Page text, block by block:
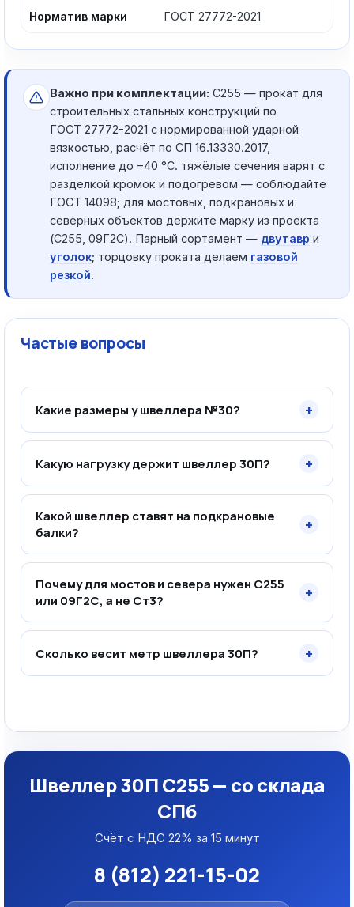
Норматив марки ГОСТ 27772-2021
Важно при комплектации: С255 — прокат для
строительных стальных конструкций по
ГОСТ 27772-2021 с нормированной ударной
вязкостью, расчёт по СП 16.13330.2017,
исполнение до −40 °C. тяжёлые сечения варят с
разделкой кромок и подогревом — соблюдайте
ГОСТ 14098; для мостовых, подкрановых и
северных объектов держите марку из проекта
(С255, 09Г2С). Парный сортамент — двутавр и
уголок; торцовку проката делаем газовой
резкой.
Частые вопросы
Какие размеры у швеллера №30? +
Какую нагрузку держит швеллер 30П? +
Какой швеллер ставят на подкрановые
балки?
+
Почему для мостов и севера нужен С255
или 09Г2С, а не Ст3?
+
Сколько весит метр швеллера 30П? +
Швеллер 30П С255 — со склада
СПб
Счёт с НДС 22% за 15 минут
8 (812) 221-15-02